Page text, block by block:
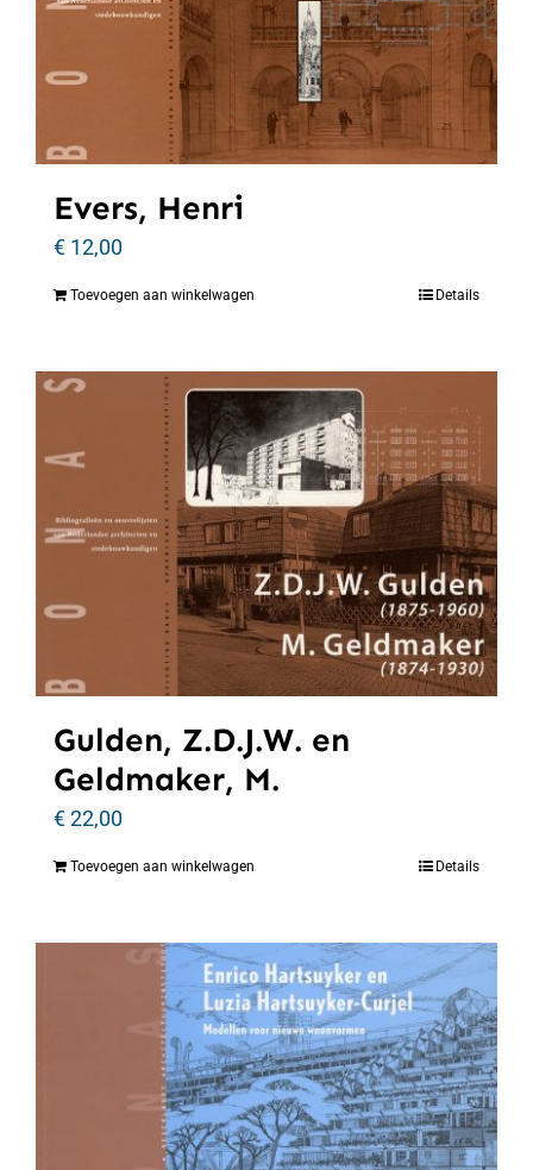
Evers, Henri
€ 12,00
Toevoegen aan winkelwagen Details
Gulden, Z.D.J.W. en
Geldmaker, M.
€22,00
Toevoegen aan winkelwagen Details